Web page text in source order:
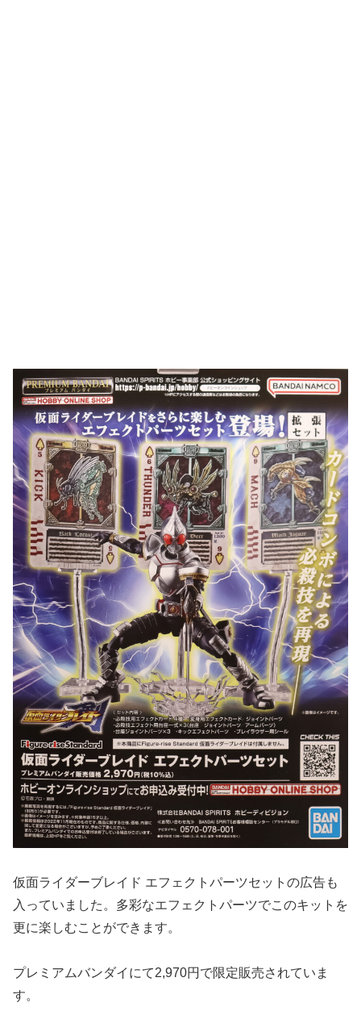
仮面ライダーブレイド エフェクトパーツセットの広告も
入っていました。多彩なエフェクトパーツでこのキットを
更に楽しむことができます。
プレミアムバンダイにて2,970円で限定販売されていま
す。